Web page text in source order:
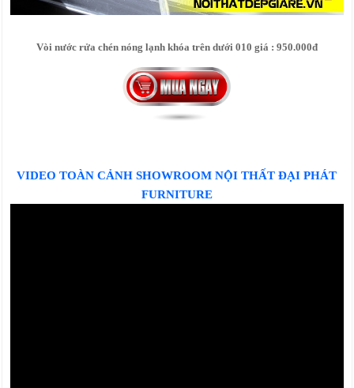
Vòi nước rửa chén nóng lạnh khóa trên dưới 010 giá : 950.000đ
VIDEO TOÀN CẢNH SHOWROOM NỘI THẤT ĐẠI PHÁT
FURNITURE